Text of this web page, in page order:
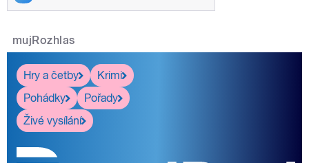
pause
mujRozhlas
Hry a četby
Krimi
Pohádky
Pořady
Živé vysílání